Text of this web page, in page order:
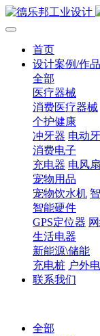
首页
设计案例/作
全部
医疗器械
消费医疗器械
个护健康
冲牙器 电动
消费电子
充电器 电风扇
宠物用品
宠物饮水机
智能硬件
GPS定位器
生活电器
新能源\储能
充电桩 户外
联系我们
全部